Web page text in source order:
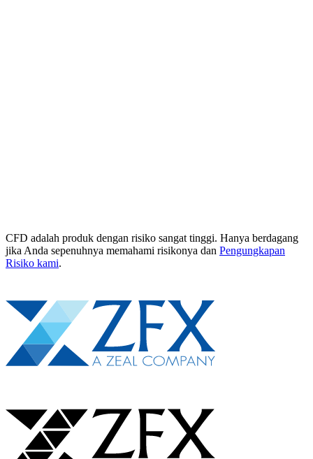
CFD adalah produk dengan risiko sangat tinggi. Hanya berdagang
jika Anda sepenuhnya memahami risikonya dan Pengungkapan
Risiko kami.